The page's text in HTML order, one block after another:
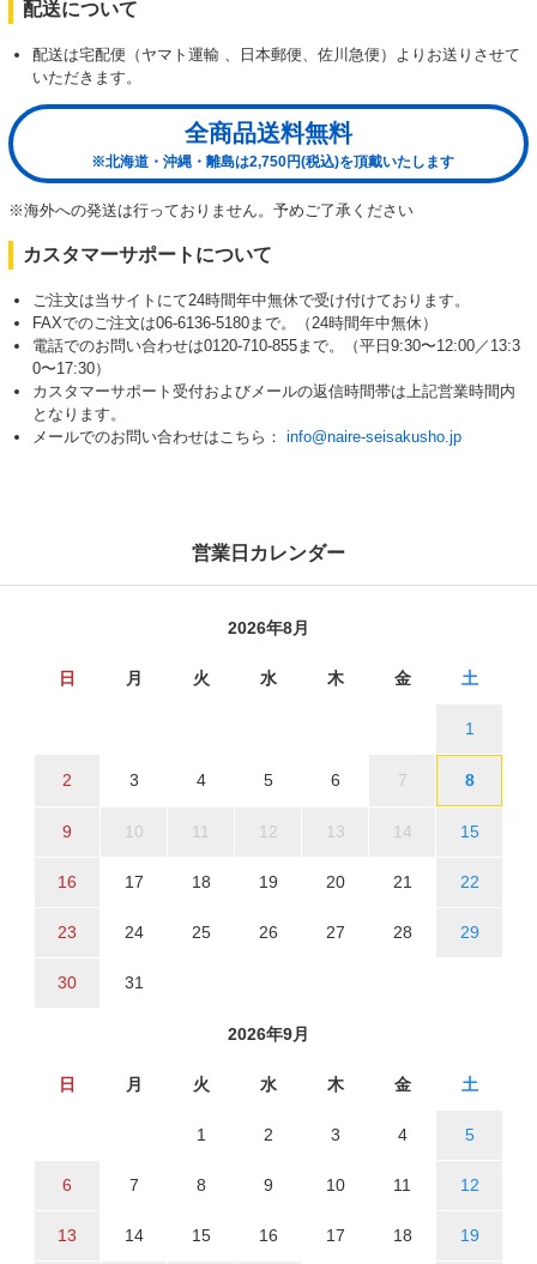
配送について
配送は宅配便（ヤマト運輸 、日本郵便、佐川急便）よりお送りさせて
いただきます。
全商品送料無料
※北海道・沖縄・離島は2,750円(税込)を頂戴いたします
※海外への発送は行っておりません。予めご了承ください
カスタマーサポートについて
ご注文は当サイトにて24時間年中無休で受け付けております。
FAXでのご注文は06-6136-5180まで。（24時間年中無休）
電話でのお問い合わせは0120-710-855まで。（平日9:30〜12:00／13:3
0〜17:30）
カスタマーサポート受付およびメールの返信時間帯は上記営業時間内
となります。
メールでのお問い合わせはこちら： info@naire-seisakusho.jp
営業日カレンダー
2026年8月
日 月 火 水 木 金 土
1
2 3 4 5 6 7 8
9 10 11 12 13 14 15
16 17 18 19 20 21 22
23 24 25 26 27 28 29
30 31
2026年9月
日 月 火 水 木 金 土
1 2 3 4 5
6 7 8 9 10 11 12
13 14 15 16 17 18 19